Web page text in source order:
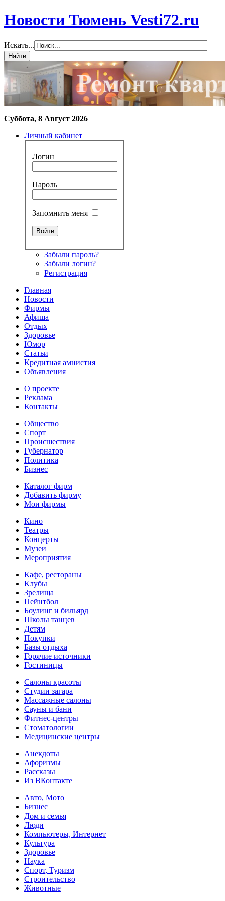
Новости Тюмень Vesti72.ru
Искать...
Суббота, 8 Август 2026
Личный кабинет
Логин
Пароль
Запомнить меня
Забыли пароль?
Забыли логин?
Регистрация
Главная
Новости
Фирмы
Афиша
Отдых
Здоровье
Юмор
Статьи
Кредитная амнистия
Объявления
О проекте
Реклама
Контакты
Общество
Спорт
Происшествия
Губернатор
Политика
Бизнес
Каталог фирм
Добавить фирму
Мои фирмы
Кино
Театры
Концерты
Музеи
Мероприятия
Кафе, рестораны
Клубы
Зрелища
Пейнтбол
Боулинг и бильярд
Школы танцев
Детям
Покупки
Базы отдыха
Горячие источники
Гостиницы
Салоны красоты
Студии загара
Массажные салоны
Сауны и бани
Фитнес-центры
Стоматологии
Медицинские центры
Анекдоты
Афоризмы
Рассказы
Из ВКонтакте
Авто, Мото
Бизнес
Дом и семья
Люди
Компьютеры, Интернет
Культура
Здоровье
Наука
Спорт, Туризм
Строительство
Животные